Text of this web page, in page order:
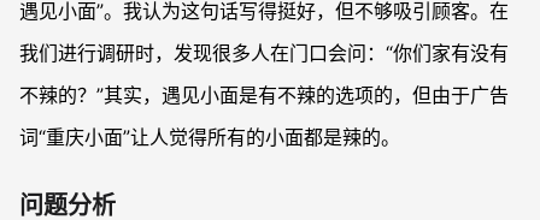
遇见小面”。我认为这句话写得挺好，但不够吸引顾客。在
我们进行调研时，发现很多人在门口会问：“你们家有没有
不辣的？”其实，遇见小面是有不辣的选项的，但由于广告
词“重庆小面”让人觉得所有的小面都是辣的。
问题分析